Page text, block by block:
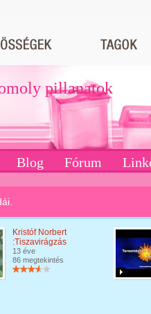
pillanatok
Blog Fórum
Kristóf Norbert
:Tiszavirágzás
13 éve
86 megtekintés